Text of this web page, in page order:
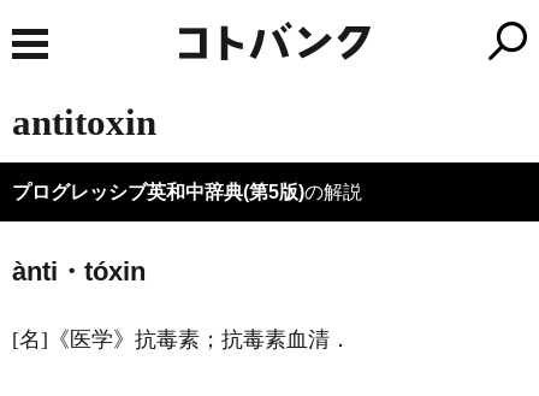
antitoxin
プログレッシブ英和中辞典(第5版)の解説
ànti・tóxin
[名] 《医学》 抗毒素；抗毒素血清 ．